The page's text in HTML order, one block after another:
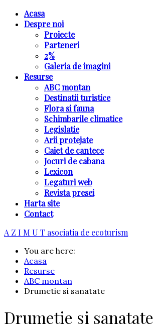
Acasa
Despre noi
Proiecte
Parteneri
2%
Galeria de imagini
Resurse
ABC montan
Destinatii turistice
Flora si fauna
Schimbarile climatice
Legislatie
Arii protejate
Caiet de cantece
Jocuri de cabana
Lexicon
Legaturi web
Revista presei
Harta site
Contact
A Z I M U T asociatia de ecoturism
You are here:
Acasa
Resurse
ABC montan
Drumetie si sanatate
Drumetie si sanatate